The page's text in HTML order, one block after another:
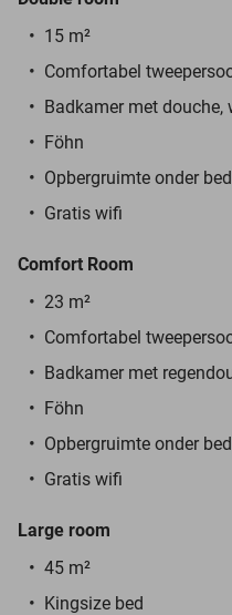
15 m²
Comfortabel
Badkamer met
Föhn
Opbergruimte onder bed
Gratis wifi
Comfort Room
23 m²
Comfortabel
Badkamer met
Föhn
Opbergruimte onder bed
Gratis wifi
Large room
45 m²
Kingsize bed